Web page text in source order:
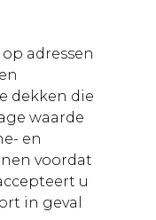
adressen
dekken die
waarde
en
voordat
u
in geval